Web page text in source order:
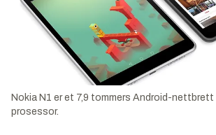
Nokia N1 er et 7,9 tommers Android-nettbrett
prosessor.